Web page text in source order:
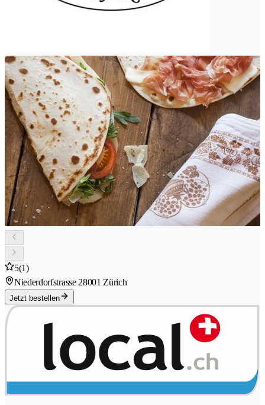
5(1)
Niederdorfstrasse 28001 Zürich
Jetzt bestellen